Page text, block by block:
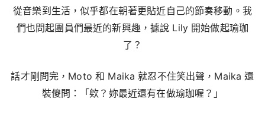
從音樂到生活，似乎都在朝著更貼近自己的節奏移動。我
們也問起團員們最近的新興趣，據說 Lily 開始做起瑜珈
了？
話才剛問完，Moto 和 Maika 就忍不住笑出聲，Maika 還
裝傻問：「欸？妳最近還有在做瑜珈喔？」